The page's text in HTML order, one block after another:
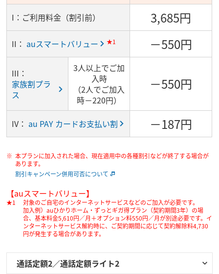
I：ご利用料金（割引前） 3,685円
II： auスマートバリュー ★1 －550円
III：
家族割プラ
ス
3人以上でご加
入時
（2人でご加入
時－220円）
－550円
IV： au PAY カードお支払い割 －187円
本プランに加入された場合、現在適用中の各種割引などが終了する場合が
あります。
割引キャンペーン併用可否について
【auスマートバリュー】
対象のご自宅のインターネットサービスなどのご加入が必要です。
加入例）auひかりホーム・ずっとギガ得プラン（契約期間3年）の場
合、基本料金5,610円／月＋オプション料550円／月が別途必要です。イ
ンターネットサービス解約時に、ご契約期間に応じて契約解除料4,730
円が発生する場合があります。
通話定額2／通話定額ライト2